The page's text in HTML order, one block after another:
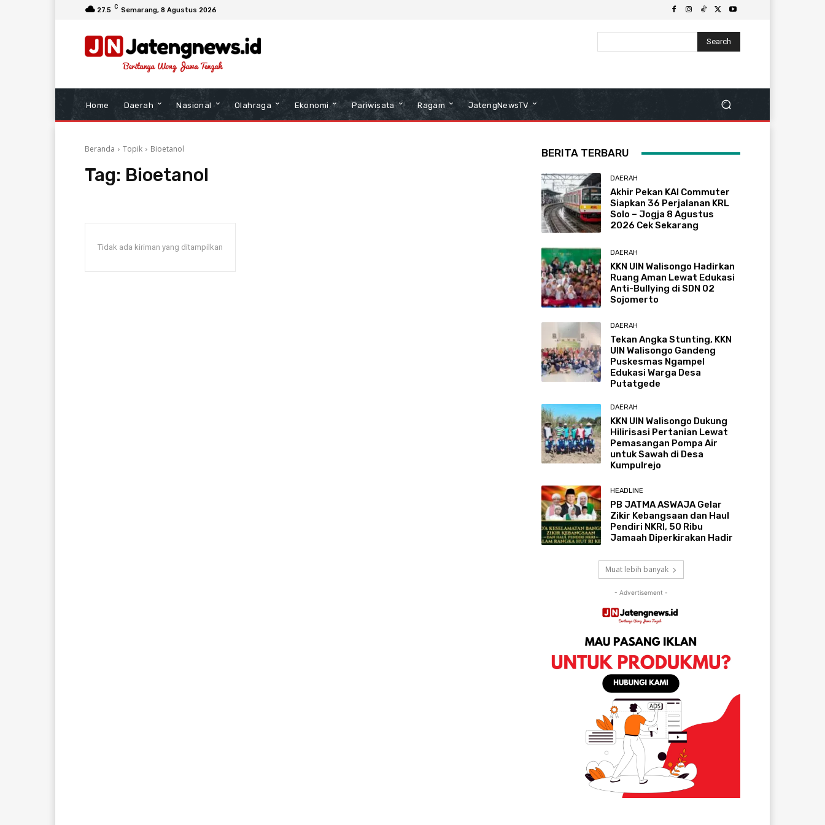
27.5 C Semarang, 8 Agustus 2026
Search
Home Daerah Nasional Olahraga Ekonomi Pariwisata Ragam JatengNewsTV
Beranda Topik Bioetanol
Tag: Bioetanol
Tidak ada kiriman yang ditampilkan
BERITA TERBARU
DAERAH
Akhir Pekan KAI Commuter
Siapkan 36 Perjalanan KRL
Solo – Jogja 8 Agustus
2026 Cek Sekarang
DAERAH
KKN UIN Walisongo Hadirkan
Ruang Aman Lewat Edukasi
Anti-Bullying di SDN 02
Sojomerto
DAERAH
Tekan Angka Stunting, KKN
UIN Walisongo Gandeng
Puskesmas Ngampel
Edukasi Warga Desa
Putatgede
DAERAH
KKN UIN Walisongo Dukung
Hilirisasi Pertanian Lewat
Pemasangan Pompa Air
untuk Sawah di Desa
Kumpulrejo
HEADLINE
PB JATMA ASWAJA Gelar
Zikir Kebangsaan dan Haul
Pendiri NKRI, 50 Ribu
Jamaah Diperkirakan Hadir
Muat lebih banyak
- Advertisement -